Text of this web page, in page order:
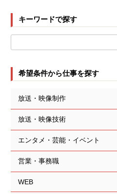
キーワードで探す
希望条件から仕事を探す
放送・映像制作
放送・映像技術
エンタメ・芸能・イベント
営業・事務職
WEB